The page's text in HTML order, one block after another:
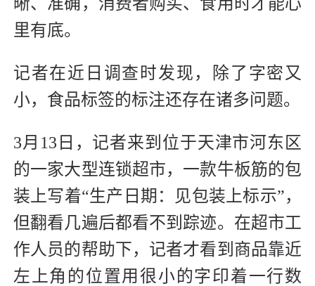
里有底。
记者在近日调查时发现，除了字密又
小，食品标签的标注还存在诸多问题。
3月13日，记者来到位于天津市河东区
的一家大型连锁超市，一款牛板筋的包
装上写着“生产日期：见包装上标示”，
但翻看几遍后都看不到踪迹。在超市工
作人员的帮助下，记者才看到商品靠近
左上角的位置用很小的字印着一行数